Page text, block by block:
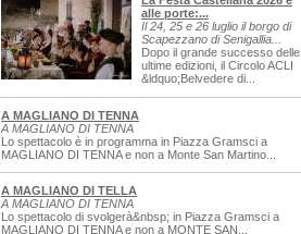
alle porte:...
Il 24, 25 e 26 luglio il borgo di
Scapezzano di Senigallia...
Dopo il grande successo delle
ultime edizioni, il Circolo ACLI
&ldquo;Belvedere di...
A MAGLIANO DI TENNA
A MAGLIANO DI TENNA
Lo spettacolo è in programma in Piazza Gramsci a
MAGLIANO DI TENNA e non a Monte San Martino...
A MAGLIANO DI TELLA
A MAGLIANO DI TENNA
Lo spettacolo di svolgerà&nbsp; in Piazza Gramsci a
MAGLIANO DI TENNA e non a MONTE SAN...